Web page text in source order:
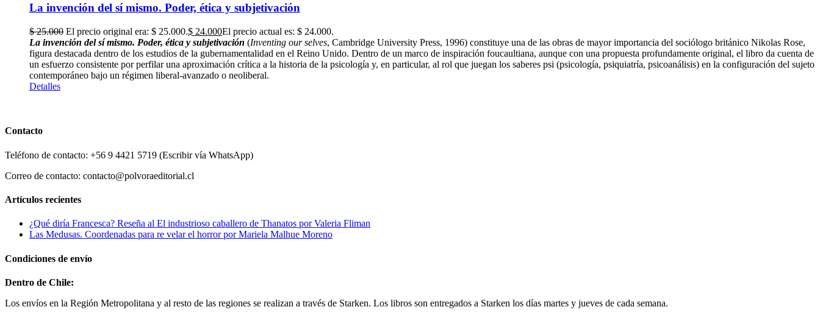
La invención del sí mismo. Poder, ética y subjetivación
$25.000 El precio original era: $ 25.000.$ 24.000El precio actual es: $ 24.000.
La invención del sí mismo. Poder, ética y subjetivación (Inventing our selves, Cambridge University Press, 1996) constituye una de las obras de mayor importancia del sociólogo británico Nikolas Rose,
figura destacada dentro de los estudios de la gubernamentalidad en el Reino Unido. Dentro de un marco de inspiración foucaultiana, aunque con una propuesta profundamente original, el libro da cuenta de
un esfuerzo consistente por perfilar una aproximación crítica a la historia de la psicología y, en particular, al rol que juegan los saberes psi (psicología, psiquiatría, psicoanálisis) en la configuración del sujeto
contemporáneo bajo un régimen liberal-avanzado o neoliberal.
Detalles
Contacto
Teléfono de contacto: +56 9 4421 5719 (Escribir vía WhatsApp)
Correo de contacto: contacto@polvoraeditorial.cl
Artículos recientes
¿Qué diría Francesca? Reseña al El industrioso caballero de Thanatos por Valeria Fliman
Las Medusas. Coordenadas para re velar el horror por Mariela Malhue Moreno
Condiciones de envío
Dentro de Chile:
Los envíos en la Región Metropolitana y al resto de las regiones se realizan a través de Starken. Los libros son entregados a Starken los días martes y jueves de cada semana.